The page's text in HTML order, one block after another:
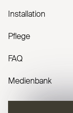
Installation
Pflege
FAQ
Medienbank